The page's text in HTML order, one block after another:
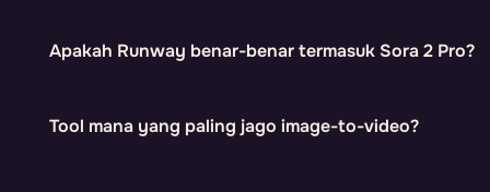
Apakah Runway benar-benar termasuk Sora 2 Pro?
Tool mana yang paling jago image-to-video?